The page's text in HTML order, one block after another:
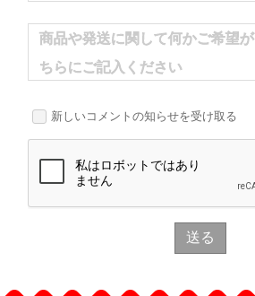
商品や発送に関して何かご希望
ちらにご記入ください
新しいコメントの知らせを受け取る
送る